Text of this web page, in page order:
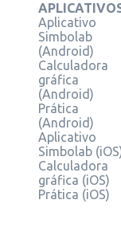
Aplicativo
Simbolab
(Android)
Calculadora
gráfica
(Android)
Prática
(Android)
Aplicativo
Simbolab
Calculadora
gráfica (iOS)
Prática (iOS)